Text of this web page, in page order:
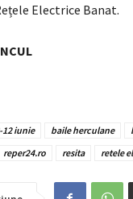
Electrice Banat.
12 iunie baile herculane
reper24.ro resita retele